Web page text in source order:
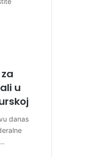
u
danas